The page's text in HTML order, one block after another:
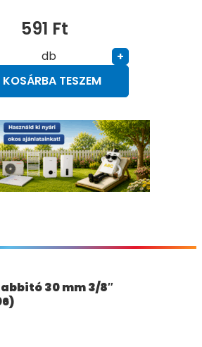
591 Ft
db
+
KOSÁRBA TESZEM
30 mm 3/8″